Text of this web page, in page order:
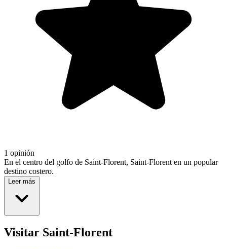
1 opinión
En el centro del golfo de Saint-Florent, Saint-Florent en un popular
destino costero.
Leer más
Visitar Saint-Florent